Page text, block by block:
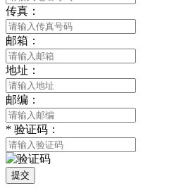
传真：
邮箱：
地址：
邮编：
* 验证码：
提交